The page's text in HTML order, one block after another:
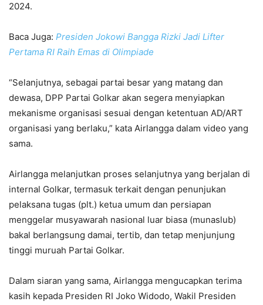
2024.
Baca Juga: Presiden Jokowi Bangga Rizki Jadi Lifter
Pertama RI Raih Emas di Olimpiade
“Selanjutnya, sebagai partai besar yang matang dan
dewasa, DPP Partai Golkar akan segera menyiapkan
mekanisme organisasi sesuai dengan ketentuan AD/ART
organisasi yang berlaku,” kata Airlangga dalam video yang
sama.
Airlangga melanjutkan proses selanjutnya yang berjalan di
internal Golkar, termasuk terkait dengan penunjukan
pelaksana tugas (plt.) ketua umum dan persiapan
menggelar musyawarah nasional luar biasa (munaslub)
bakal berlangsung damai, tertib, dan tetap menjunjung
tinggi muruah Partai Golkar.
Dalam siaran yang sama, Airlangga mengucapkan terima
kasih kepada Presiden RI Joko Widodo, Wakil Presiden